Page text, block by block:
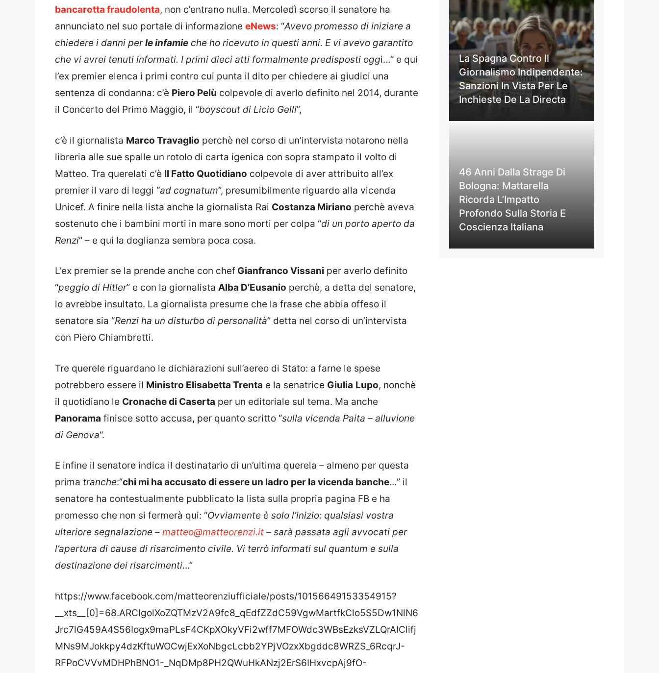
bancarotta fraudolenta, non c’entrano nulla. Mercoledì scorso il senatore ha
annunciato nel suo portale di informazione eNews: “Avevo promesso di iniziare a
chiedere i danni perle infamie che ho ricevuto in questi anni. E vi avevo garantito
che vi avrei tenuti informati. I primi dieci atti formalmente predisposti oggi…” e qui
l’ex premier elenca i primi contro cui punta il dito per chiedere ai giudici una
sentenza di condanna: c’è Piero Pelù colpevole di averlo definito nel 2014, durante
il Concerto del Primo Maggio, il “boyscout di Licio Gelli”,
c’è il giornalista Marco Travaglio perchè nel corso di un’intervista notarono nella
libreria alle sue spalle un rotolo di carta igenica con sopra stampato il volto di
Matteo. Tra querelati c’è Il Fatto Quotidiano colpevole di aver attribuito all’ex
premier il varo di leggi “ad cognatum”, presumibilmente riguardo alla vicenda
Unicef. A finire nella lista anche la giornalista Rai Costanza Miriano perchè aveva
sostenuto che i bambini morti in mare sono morti per colpa “di un porto aperto da
Renzi” – e qui la doglianza sembra poca cosa.
L’ex premier se la prende anche con chef Gianfranco Vissani per averlo definito
“peggio di Hitler” e con la giornalista Alba D’Eusanio perchè, a detta del senatore,
lo avrebbe insultato. La giornalista presume che la frase che abbia offeso il
senatore sia “Renzi ha un disturbo di personalità” detta nel corso di un’intervista
con Piero Chiambretti.
Tre querele riguardano le dichiarazioni sull’aereo di Stato: a farne le spese
potrebbero essere il Ministro Elisabetta Trenta e la senatrice Giulia Lupo, nonchè
il quotidiano le Cronache di Caserta per un editoriale sul tema. Ma anche
Panorama finisce sotto accusa, per quanto scritto “sulla vicenda Paita – alluvione
di Genova“.
E infine il senatore indica il destinatario di un’ultima querela – almeno per questa
prima tranche:”chi mi ha accusato di essere un ladro per la vicenda banche…” il
senatore ha contestualmente pubblicato la lista sulla propria pagina FB e ha
promesso che non si fermerà qui: “Ovviamente è solo l’inizio: qualsiasi vostra
ulteriore segnalazione – matteo@matteorenzi.it – sarà passata agli avvocati per
l’apertura di cause di risarcimento civile. Vi terrò informati sul quantum e sulla
destinazione dei risarcimenti...”
https://www.facebook.com/matteorenziufficiale/posts/10156649153354915?
__xts__[0]=68.ARClgolXoZQTMzV2A9fc8_qEdfZZdC59VgwMartfkClo5S5Dw1NlN6
Jrc7lG459A4S56Iogx9maPLsF4CKpXOkyVFi2wff7MFOWdc3WBsEzksVZLQrAIClifj
MNs9MJokkpy4dzKftuWOCwjExXoNbgcLcbb2YPjVOzxXbgddc8WRZS_6RcqrJ-
RFPoCVVvMDHPhBNO1-_NqDMp8PH2QWuHkANzj2ErS6IHxvcpAj9fO-
La Spagna Contro Il
Giornalismo Indipendente:
Sanzioni In Vista Per Le
Inchieste De La Directa
46 Anni Dalla Strage Di
Bologna: Mattarella
Ricorda L’Impatto
Profondo Sulla Storia E
Coscienza Italiana